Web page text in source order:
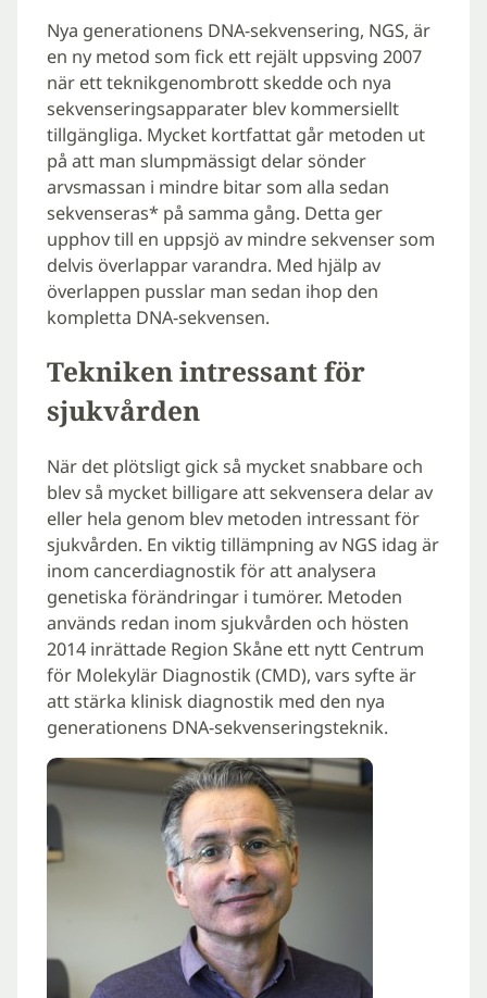
Nya generationens DNA-sekvensering, NGS, är
en ny metod som fick ett rejält uppsving 2007
när ett teknikgenombrott skedde och nya
sekvenseringsapparater blev kommersiellt
tillgängliga. Mycket kortfattat går metoden ut
på att man slumpmässigt delar sönder
arvsmassan i mindre bitar som alla sedan
sekvenseras* på samma gång. Detta ger
upphov till en uppsjö av mindre sekvenser som
delvis överlappar varandra. Med hjälp av
överlappen pusslar man sedan ihop den
kompletta DNA-sekvensen.
Tekniken intressant för
sjukvården
När det plötsligt gick så mycket snabbare och
blev så mycket billigare att sekvensera delar av
eller hela genom blev metoden intressant för
sjukvården. En viktig tillämpning av NGS idag är
inom cancerdiagnostik för att analysera
genetiska förändringar i tumörer. Metoden
används redan inom sjukvården och hösten
2014 inrättade Region Skåne ett nytt Centrum
för Molekylär Diagnostik (CMD), vars syfte är
att stärka klinisk diagnostik med den nya
generationens DNA-sekvenseringsteknik.